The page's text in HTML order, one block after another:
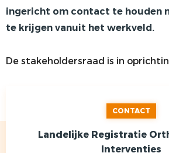
PRIVACY
ingericht om contact te houden
te krijgen vanuit het werkveld.
De stakeholdersraad is in
CONTACT
Landelijke Registratie
Interventies